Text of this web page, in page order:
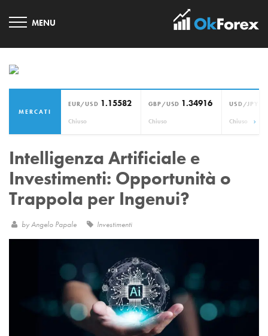
MERCATI
EUR/USD 1.15582
Chiuso
GBP/USD 1.34916
Chiuso
USD/JPY
Chiuso ›
Intelligenza Artificiale e
Investimenti: Opportunità o
Trappola per Ingenui?
byAngelo Papale Investimenti